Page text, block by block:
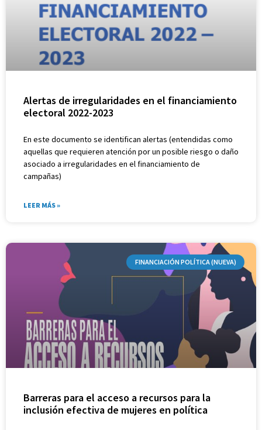
Alertas de irregularidades en el financiamiento
electoral 2022-2023
En este documento se identifican alertas (entendidas como
aquellas que requieren atención por un posible riesgo o daño
asociado a irregularidades en el financiamiento de
campañas)
LEER MÁS »
FINANCIACIÓN POLÍTICA (NUEVA)
Barreras para el acceso a recursos para la
inclusión efectiva de mujeres en política